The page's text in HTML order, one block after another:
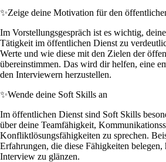
✨Zeige deine Motivation für den
Im Vorstellungsgespräch ist es wichtig,
Tätigkeit im öffentlichen Dienst zu
Werte und wie diese mit den Zielen der
übereinstimmen. Das wird dir helfen, eine
den Interviewern herzustellen.
✨Wende deine Soft Skills an
Im öffentlichen Dienst sind Soft Skills
über deine Teamfähigkeit,
Konfliktlösungsfähigkeiten zu sprechen.
Erfahrungen, die diese Fähigkeiten
Interview zu glänzen.